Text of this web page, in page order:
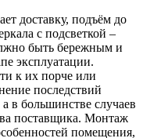
доставку, подъём до
с подсветкой –
быть бережным и
эксплуатации.
к их порче или
последствий
в большинстве случаев
поставщика. Монтаж
помещения,